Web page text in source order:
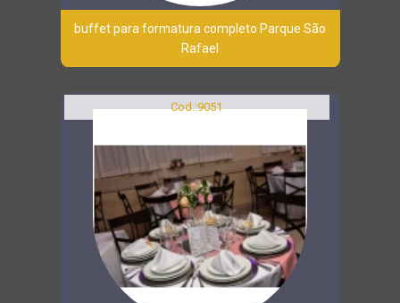
buffet para formatura completo Parque São
Rafael
Cod.:9051